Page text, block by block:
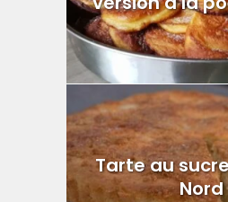
Tarte au
Nord